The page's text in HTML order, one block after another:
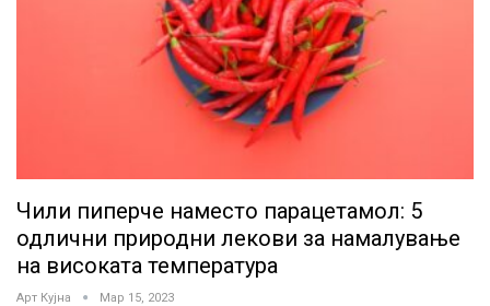
Чили пиперче наместо парацетамол: 5
одлични природни лекови за намалување
на високата температура
Арт Кујна Мар 15, 2023